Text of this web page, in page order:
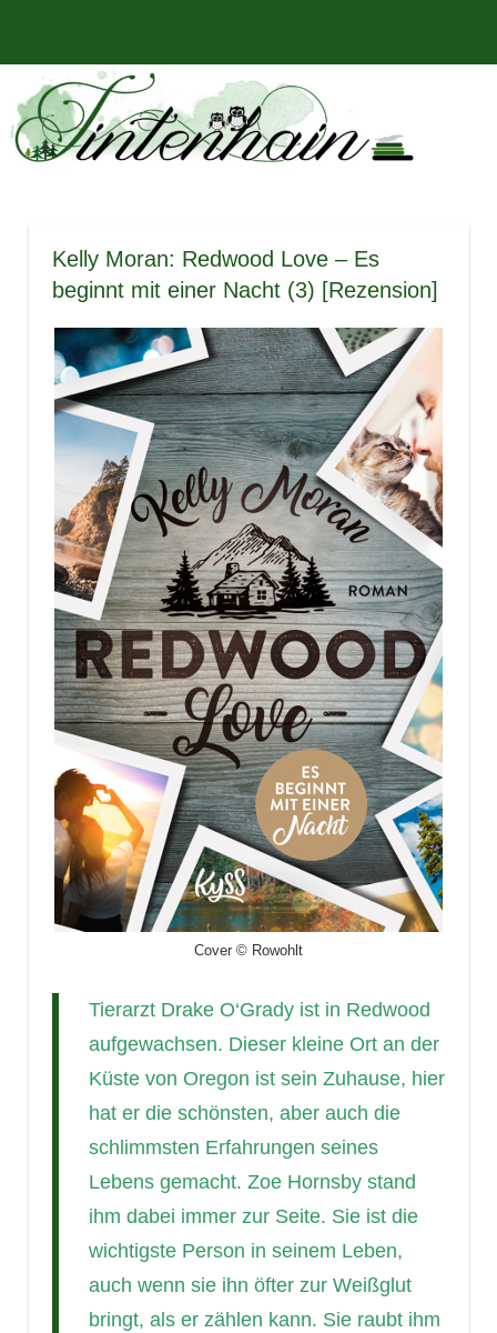
springen
Tintenhain
–
Der
Rezensionen
und
mehr
Kelly Moran: Redwood Love – Es
beginnt mit einer Nacht (3) [Rezension]
Cover © Rowohlt
Tierarzt Drake O‘Grady ist in Redwood
aufgewachsen. Dieser kleine Ort an der
Küste von Oregon ist sein Zuhause, hier
hat er die schönsten, aber auch die
schlimmsten Erfahrungen seines
Lebens gemacht. Zoe Hornsby stand
ihm dabei immer zur Seite. Sie ist die
wichtigste Person in seinem Leben,
auch wenn sie ihn öfter zur Weißglut
bringt, als er zählen kann. Sie raubt ihm